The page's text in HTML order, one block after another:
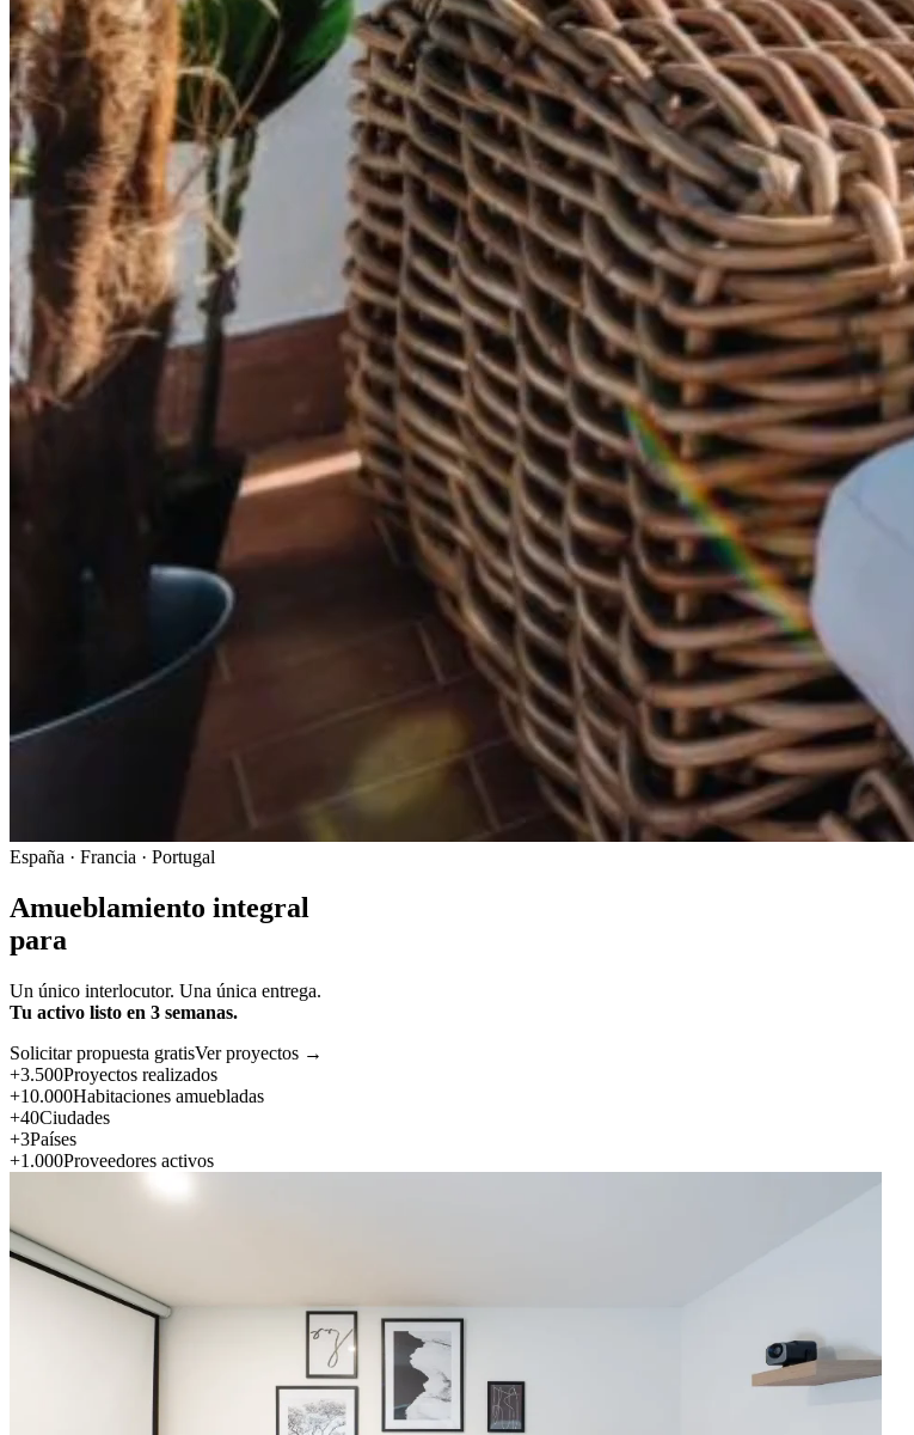
España · Francia · Portugal
Amueblamiento integral
para
Un único interlocutor. Una única entrega.
Tu activo listo en 3 semanas.
Solicitar propuesta gratisVer proyectos →
+3.500Proyectos realizados
+10.000Habitaciones amuebladas
+40Ciudades
+3Países
+1.000Proveedores activos